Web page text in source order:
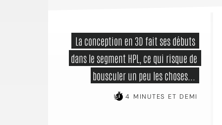
dans le segment HPL, ce qui risque de
bousculer un peu les choses...
4 MINUTES ET DEMI